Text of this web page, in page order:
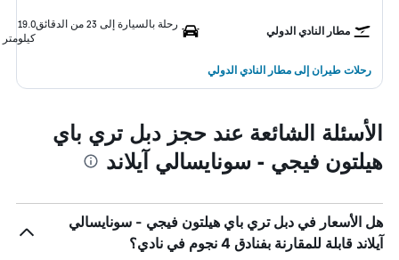
مطار النادي الدولي
رحلة بالسيارة إلى 23 من الدقائق
19.0
كيلومتر
رحلات طيران إلى مطار النادي الدولي
الأسئلة الشائعة عند حجز دبل تري باي
هيلتون فيجي - سونايسالي آيلاند
هل الأسعار في دبل تري باي هيلتون فيجي - سونايسالي
آيلاند قابلة للمقارنة بفنادق 4 نجوم في نادي؟